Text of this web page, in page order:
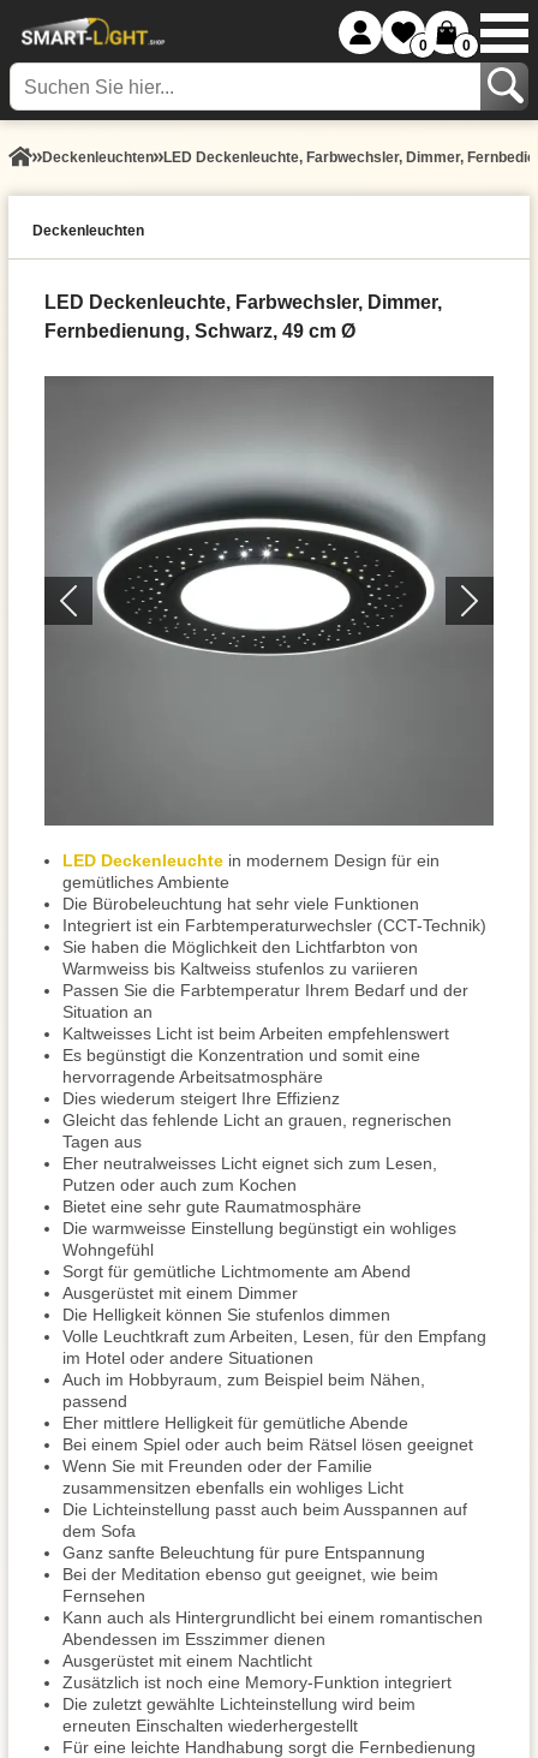
0 0
Decken­leuchten LED Deckenleuchte, Farbwechsler, Dimmer,
Decken­leuchten
LED Deckenleuchte, Farbwechsler, Dimmer,
Fernbedienung, Schwarz, 49 cm Ø
LED Deckenleuchte in modernem Design für ein
gemütliches Ambiente
Die Bürobeleuchtung hat sehr viele Funktionen
Integriert ist ein Farbtemperaturwechsler (CCT-Technik)
Sie haben die Möglichkeit den Lichtfarbton von
Warmweiss bis Kaltweiss stufenlos zu variieren
Passen Sie die Farbtemperatur Ihrem Bedarf und der
Situation an
Kaltweisses Licht ist beim Arbeiten empfehlenswert
Es begünstigt die Konzentration und somit eine
hervorragende Arbeitsatmosphäre
Dies wiederum steigert Ihre Effizienz
Gleicht das fehlende Licht an grauen, regnerischen
Tagen aus
Eher neutralweisses Licht eignet sich zum Lesen,
Putzen oder auch zum Kochen
Bietet eine sehr gute Raumatmosphäre
Die warmweisse Einstellung begünstigt ein wohliges
Wohngefühl
Sorgt für gemütliche Lichtmomente am Abend
Ausgerüstet mit einem Dimmer
Die Helligkeit können Sie stufenlos dimmen
Volle Leuchtkraft zum Arbeiten, Lesen, für den Empfang
im Hotel oder andere Situationen
Auch im Hobbyraum, zum Beispiel beim Nähen,
passend
Eher mittlere Helligkeit für gemütliche Abende
Bei einem Spiel oder auch beim Rätsel lösen geeignet
Wenn Sie mit Freunden oder der Familie
zusammensitzen ebenfalls ein wohliges Licht
Die Lichteinstellung passt auch beim Ausspannen auf
dem Sofa
Ganz sanfte Beleuchtung für pure Entspannung
Bei der Meditation ebenso gut geeignet, wie beim
Fernsehen
Kann auch als Hintergrundlicht bei einem romantischen
Abendessen im Esszimmer dienen
Ausgerüstet mit einem Nachtlicht
Zusätzlich ist noch eine Memory-Funktion integriert
Die zuletzt gewählte Lichteinstellung wird beim
erneuten Einschalten wiederhergestellt
Für eine leichte Handhabung sorgt die Fernbedienung